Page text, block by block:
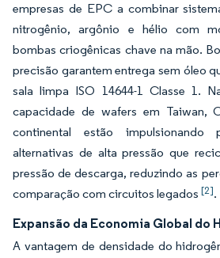
empresas de EPC a combinar
nitrogênio, argônio e hélio com
bombas criogênicas chave na mão.
precisão garantem entrega sem óleo
sala limpa ISO 14644-1 Classe 1.
capacidade de wafers em Taiwan,
continental estão impulsionando
alternativas de alta pressão que
pressão de descarga, reduzindo as
comparação com circuitos legados [2].
Expansão da Economia Global do
A vantagem de densidade do